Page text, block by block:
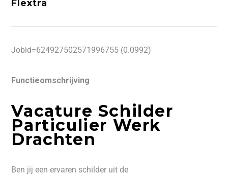
Flextra
Jobid=624927502571996755 (0.0992)
Functieomschrijving
Vacature Schilder
Particulier Werk
Drachten
Ben jij een ervaren schilder uit de